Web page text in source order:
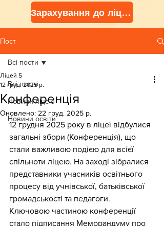
Зарахування до ліцею
Пост
Всі пости
Новини ліцею
Новини освіти
Всі пости
Конференція
Ліцей 5
12 груд. 2025 р.
Оновлено: 22 груд. 2025 р.
12 грудня 2025 року в ліцеї відбулися
загальні збори (Конференція), що
стали важливою подією для всієї
спільноти ліцею. На заході зібралися
представники учасників освітнього
процесу від учнівської, батьківської
громадськості та педагоги.
Ключовою частиною конференції
стало підписання Меморандуму про